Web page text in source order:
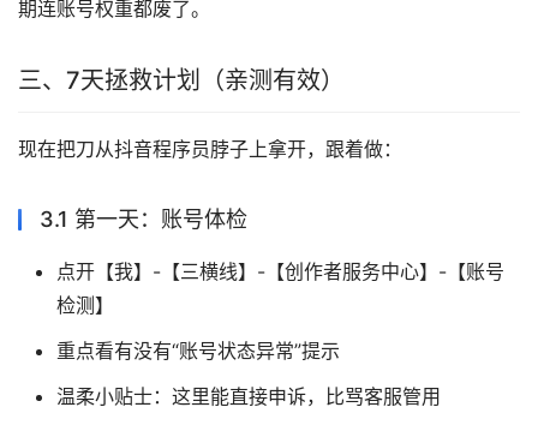
期连账号权重都废了。
三、7天拯救计划（亲测有效）
现在把刀从抖音程序员脖子上拿开，跟着做：
3.1 第一天：账号体检
点开【我】-【三横线】-【创作者服务中心】-【账号
检测】
重点看有没有“账号状态异常”提示
温柔小贴士：这里能直接申诉，比骂客服管用